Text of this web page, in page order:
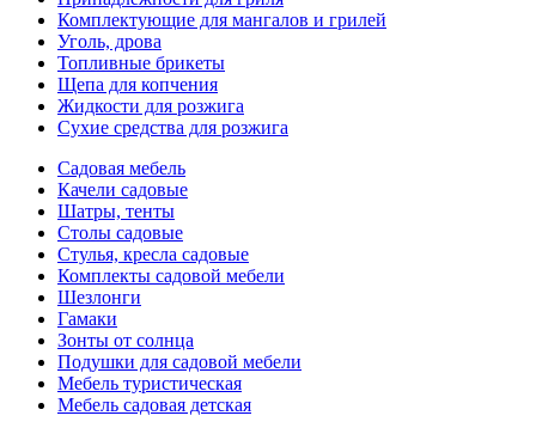
Комплектующие для мангалов и грилей
Уголь, дрова
Топливные брикеты
Щепа для копчения
Жидкости для розжига
Сухие средства для розжига
Садовая мебель
Качели садовые
Шатры, тенты
Столы садовые
Стулья, кресла садовые
Комплекты садовой мебели
Шезлонги
Гамаки
Зонты от солнца
Подушки для садовой мебели
Мебель туристическая
Мебель садовая детская